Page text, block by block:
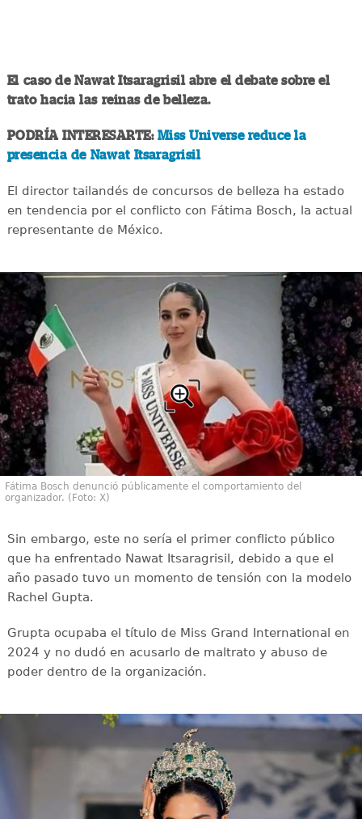
El caso de Nawat Itsaragrisil abre el debate sobre el
trato hacia las reinas de belleza.
PODRÍA INTERESARTE: Miss Universe reduce la
presencia de Nawat Itsaragrisil
El director tailandés de concursos de belleza ha estado
en tendencia por el conflicto con Fátima Bosch, la actual
representante de México.
Fátima Bosch denunció públicamente el comportamiento del
organizador. (Foto: X)
Sin embargo, este no sería el primer conflicto público
que ha enfrentado Nawat Itsaragrisil, debido a que el
año pasado tuvo un momento de tensión con la modelo
Rachel Gupta.
Grupta ocupaba el título de Miss Grand International en
2024 y no dudó en acusarlo de maltrato y abuso de
poder dentro de la organización.